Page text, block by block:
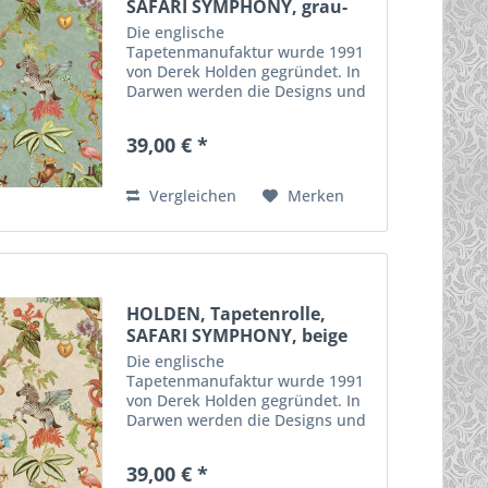
SAFARI SYMPHONY, grau-
grün
Die englische
Tapetenmanufaktur wurde 1991
von Derek Holden gegründet. In
Darwen werden die Designs und
ausgefallene Motive und
Materialien enstehen diese...
39,00 € *
Vergleichen Merken
HOLDEN, Tapetenrolle,
SAFARI SYMPHONY, beige
Die englische
Tapetenmanufaktur wurde 1991
von Derek Holden gegründet. In
Darwen werden die Designs und
ausgefallene Motive und
39,00 € *